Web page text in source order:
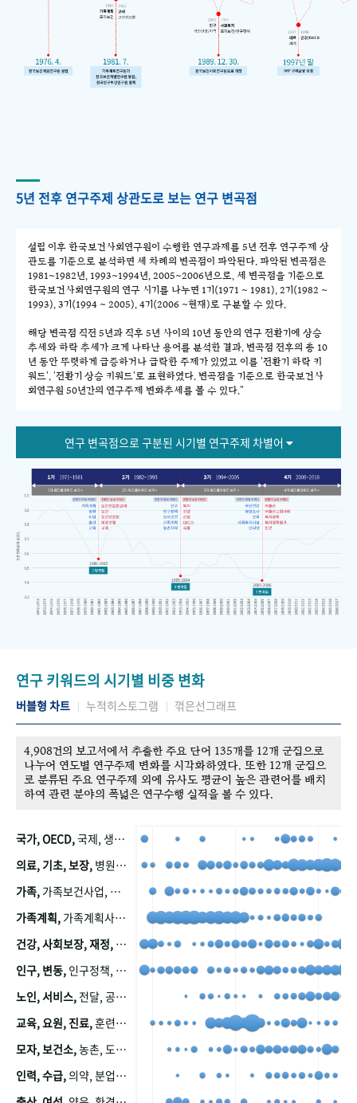
5년 전후 연구주제 상관도로 보는 연구 변곡점
설립 이후 한국보건사회연구원이 수행한 연구과제를 5년 전후 연구주제 상
관도를 기준으로 분석하면 세 차례의 변곡점이 파악된다. 파악된 변곡점은
1981~1982년, 1993~1994년, 2005~2006년으로, 세 변곡점을 기준으로
한국보건사회연구원의 연구 시기를 나누면 1기(1971 ~ 1981), 2기(1982 ~
1993), 3기(1994 ~ 2005), 4기(2006 ~현재)로 구분할 수 있다.
해당 변곡점 직전 5년과 직후 5년 사이의 10년 동안의 연구 전환기에 상승
추세와 하락 추세가 크게 나타난 용어를 분석한 결과, 변곡점 전후의 총 10
년 동안 뚜렷하게 급증하거나 급락한 주제가 있었고 이를 '전환기 하락 키
워드', '전환기 상승 키워드'로 표현하였다. 변곡점을 기준으로 한국보건사
회연구원 50년간의 연구주제 변화추세를 볼 수 있다."
연구 변곡점으로 구분된 시기별 연구주제 차별어
연구 키워드의 시기별 비중 변화
버블형 차트 누적히스토그램 꺾은선그래프
4,908건의 보고서에서 추출한 주요 단어 135개를 12개 군집으로
나누어 연도별 연구주제 변화를 시각화하였다. 또한 12개 군집으
로 분류된 주요 연구주제 외에 유사도 평균이 높은 관련어를 배치
하여 관련 분야의 폭넓은 연구수행 실적을 볼 수 있다.
국가, OECD,국제, 생산, 아시아, 태평양, 태평양지역, 참가
의료, 기초, 보장, 병원, 가정, 연금, 연계, 공적, 일본, 생활, 국민기초생활보장제도, 국민연금, 기금, 저소득층, 근로, 자활, 급여, 환자, 의료비, 모니터링, 한국복지패널, 소득, 지표, 빈곤, 노후, 장애인
가족, 가족보건사업, 산업, 친화, 전국, 출산력
가족계획, 가족계획사업, 가족계획사업평가, 한국가족계획사업, 피임, 보급, 부인, 자궁, 피임약
건강, 사회보장, 재정,
인구, 변동, 인구정책, 저출산, 고령사회, 고령화, 이동, 남북한, 지방자치단체, 컨설팅, 복지정책평가, 집, 사회개발
노인, 서비스, 전달, 공공, 보육, 수요, 공급, 사회서비스, 데이터, 보호, 요양, 아동, 예방, 청소년, 효율, 자원
교육, 요원, 진료,훈련, 보건요원, 마을, 마을건강사업, 보조원, 진료원, 보건진료원, 보건진료원교재
모자, 보건소,농촌, 도시, 금연, 농촌지역, 모자보건사업
인력, 수급,의약, 분업, 식품, 의약품, 의사, 안전